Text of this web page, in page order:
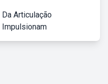
Articulação
Impulsionam